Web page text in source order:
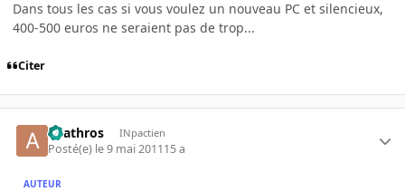
Dans tous les cas si vous voulez un nouveau PC et silencieux,
400-500 euros ne seraient pas de trop...
Citer
anathros INpactien
Posté(e) le 9 mai 201115 a
AUTEUR